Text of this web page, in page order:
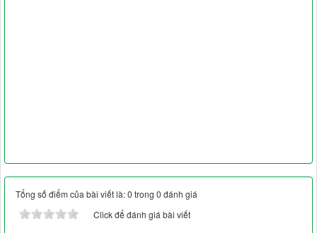
Tổng số điểm của bài viết là: 0 trong 0 đánh giá
Click để đánh giá bài viết